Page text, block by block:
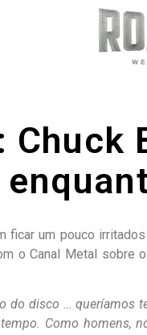
Chuck
um pouco
o Canal Metal sobre
do disco …
Como homens,